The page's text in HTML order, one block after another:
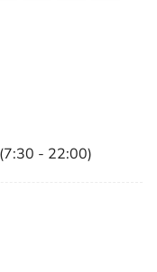
(7:30 - 22:00)